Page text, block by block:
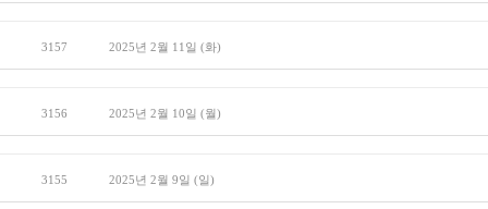
3157 2025년 2월 11일 (화)
3156 2025년 2월 10일 (월)
3155 2025년 2월 9일 (일)